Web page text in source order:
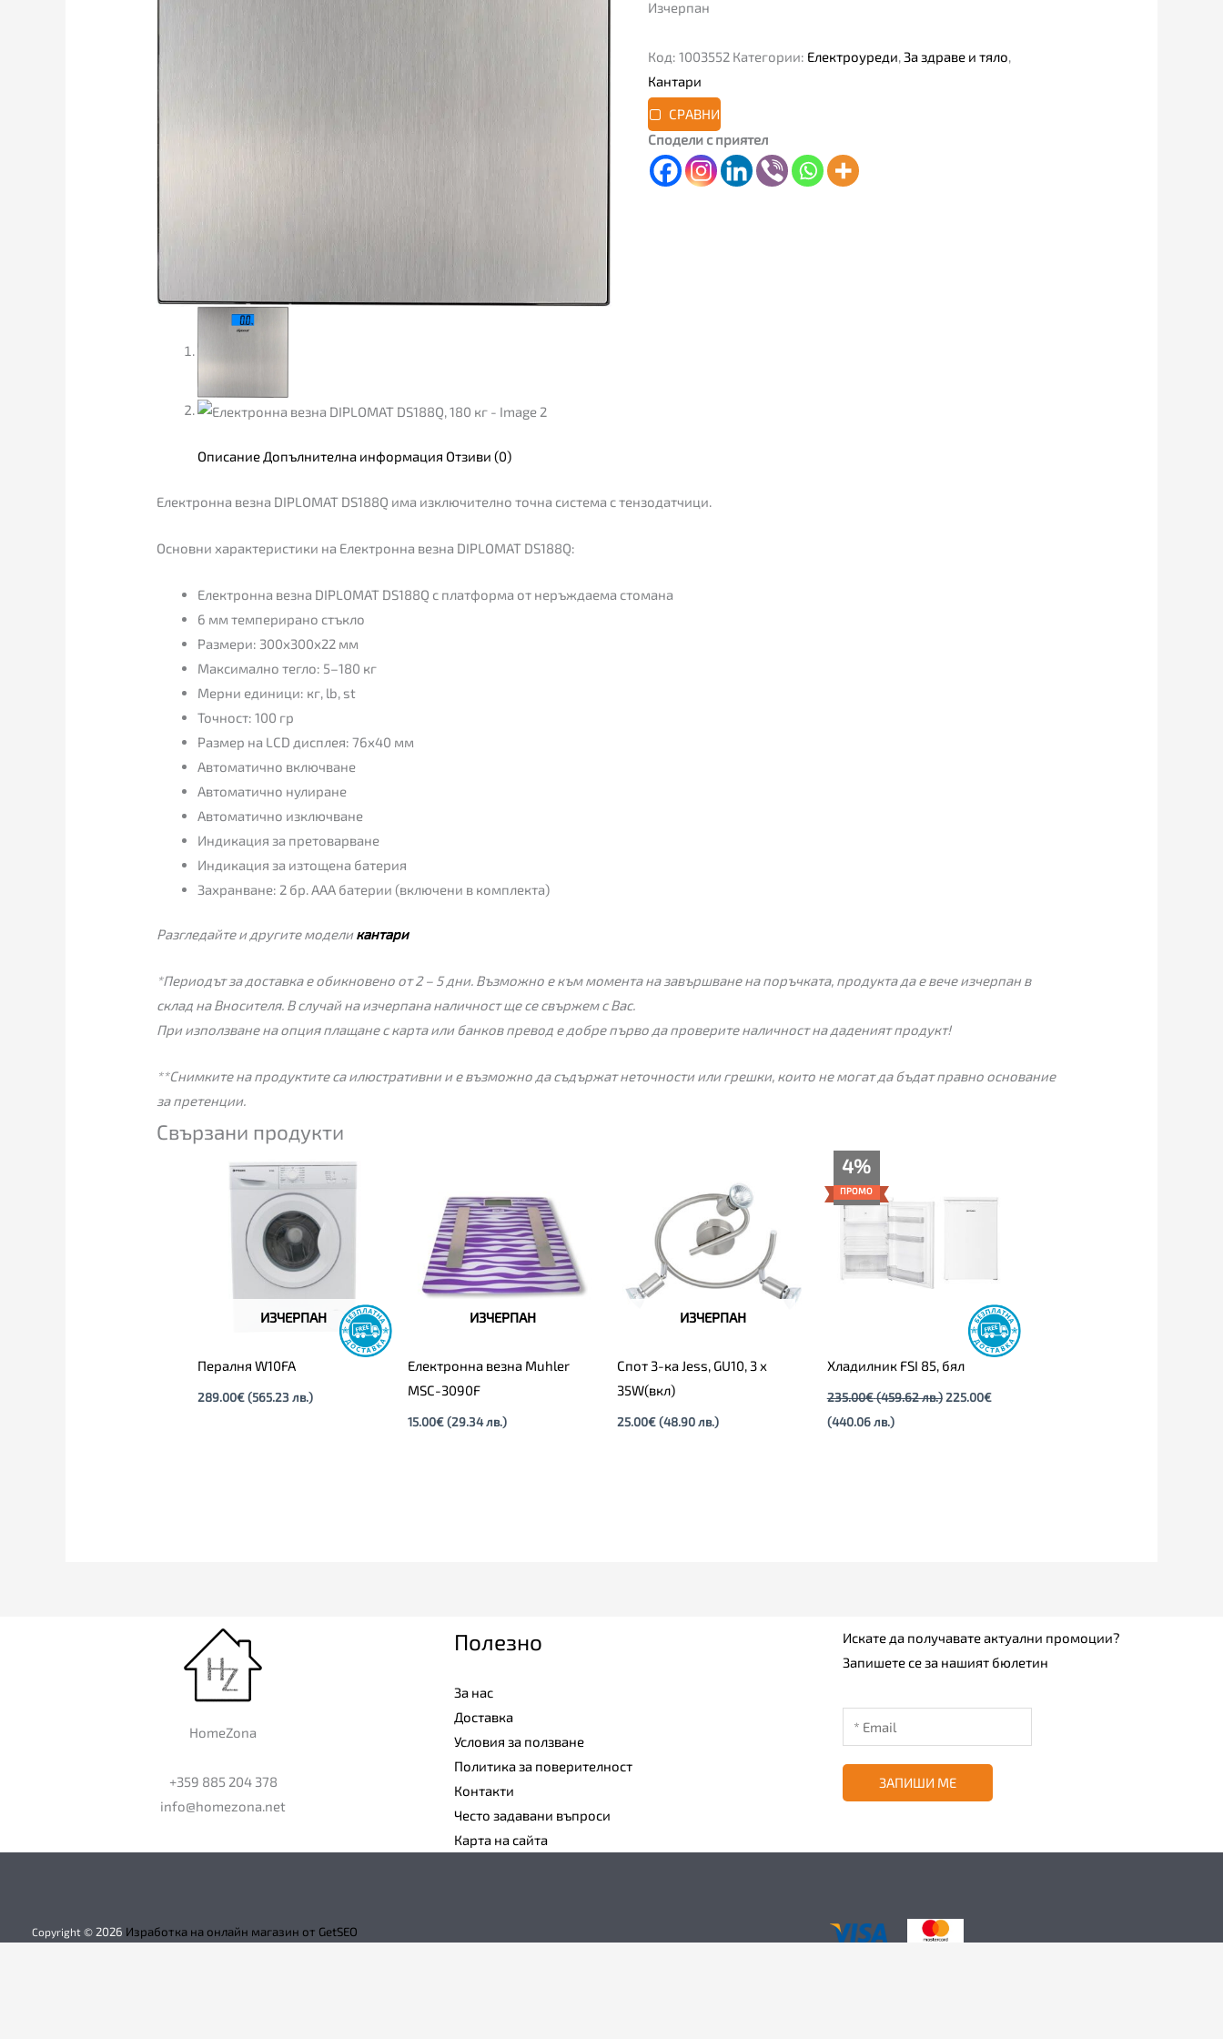
Изчерпан
Код: 1003552 Категории: Електроуреди За здраве и тяло
Кантари
СРАВНИ
Сподели с приятел
Описание Допълнителна информация Отзиви (0)
Електронна везна DIPLOMAT DS188Q има изключително точна система с тензодатчици.
Основни характеристики на Електронна везна DIPLOMAT DS188Q:
Електронна везна DIPLOMAT DS188Q с платформа от неръждаема стомана
6 мм темперирано стъкло
Размери: 300х300х22 мм
Максимално тегло: 5–180 кг
Мерни единици: кг, lb, st
Точност: 100 гр
Размер на LCD дисплея: 76х40 мм
Автоматично включване
Автоматично нулиране
Автоматично изключване
Индикация за претоварване
Индикация за изтощена батерия
Захранване: 2 бр. ААА батерии (включени в комплекта)
Разгледайте и другите моделикантари
*Периодът за доставка е обикновено от 2 – 5 дни. Възможно е към момента на завършване на поръчката, продукта да е вече изчерпан в
склад на Вносителя. В случай на изчерпана наличност ще се свържем с Вас.
При използване на опция плащане с карта или банков превод е добре първо да проверите наличност на даденият продукт!
**Снимките на продуктите са илюстративни и е възможно да съдържат неточности или грешки, които не могат да бъдат правно основание
за претенции.
Свързани продукти
ИЗЧЕРПАН
Пералня W10FA
289.00€(565.23 лв.)
ИЗЧЕРПАН
Електронна везна Muhler
MSC-3090F
15.00€ (29.34 лв.)
ИЗЧЕРПАН
Спот 3-ка Jess, GU10, 3 x
35W(вкл)
25.00€(48.90 лв.)
4%
ПРОМО
Хладилник FSI 85, бял
235.00€(459.62 лв.)
235.00€
225.00€
(440.06 лв.)
225.00€
(440.06
лв.).
HomeZona
+359 885 204 378
info@homezona.net
Полезно
За нас
Доставка
Условия за ползване
Политика за поверителност
Контакти
Често задавани въпроси
Карта на сайта
Искате да получавате актуални промоции?
Запишете се за нашият бюлетин
ЗАПИШИ МЕ
Copyright © 2026 Изработка на онлайн магазин от GetSEO